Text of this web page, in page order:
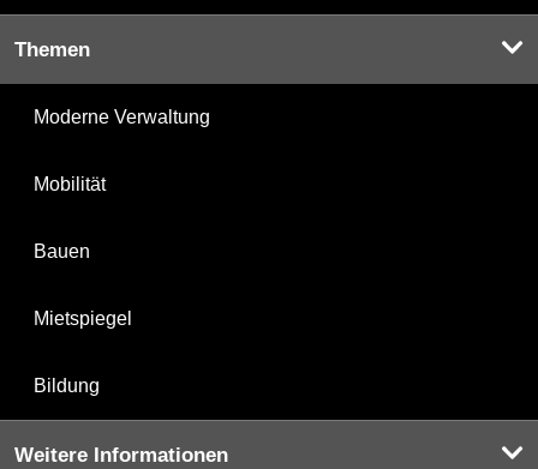
Themen
Moderne Verwaltung
Mobilität
Bauen
Mietspiegel
Bildung
Weitere Informationen